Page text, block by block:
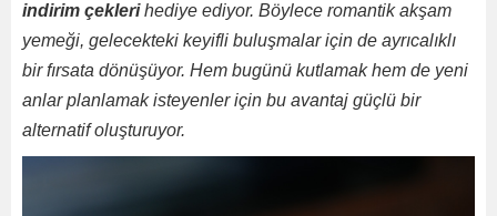
indirim çeklerihediye ediyor. Böylece romantik akşam
yemeği, gelecekteki keyifli buluşmalar için de ayrıcalıklı
bir fırsata dönüşüyor. Hem bugünü kutlamak hem de yeni
anlar planlamak isteyenler için bu avantaj güçlü bir
alternatif oluşturuyor.